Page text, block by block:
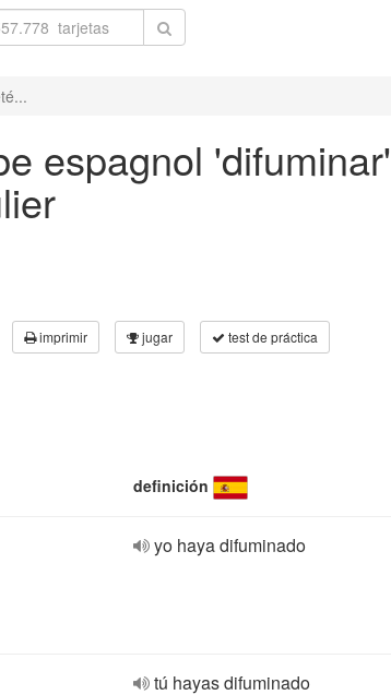
espagnol
imprimir jugar test de práctica
definición
yo haya difuminado
tú hayas difuminado